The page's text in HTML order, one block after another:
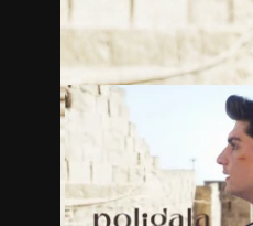
ตัวอย่าง ภาพนิ่ง